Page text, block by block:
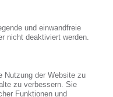
aus der